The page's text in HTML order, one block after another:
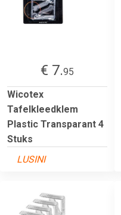
€ 7.95
Wicotex
Tafelkleedklem
Plastic Transparant 4
Stuks
LUSINI